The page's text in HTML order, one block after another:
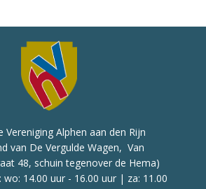
Vereniging Alphen aan den Rijn
van De Vergulde Wagen, Van
48, schuin tegenover de Hema)
wo: 14.00 uur - 16.00 uur | za: 11.00